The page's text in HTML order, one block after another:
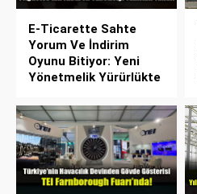
E-Ticarette Sahte
Yorum Ve İndirim
Oyunu Bitiyor: Yeni
Yönetmelik Yürürlükte